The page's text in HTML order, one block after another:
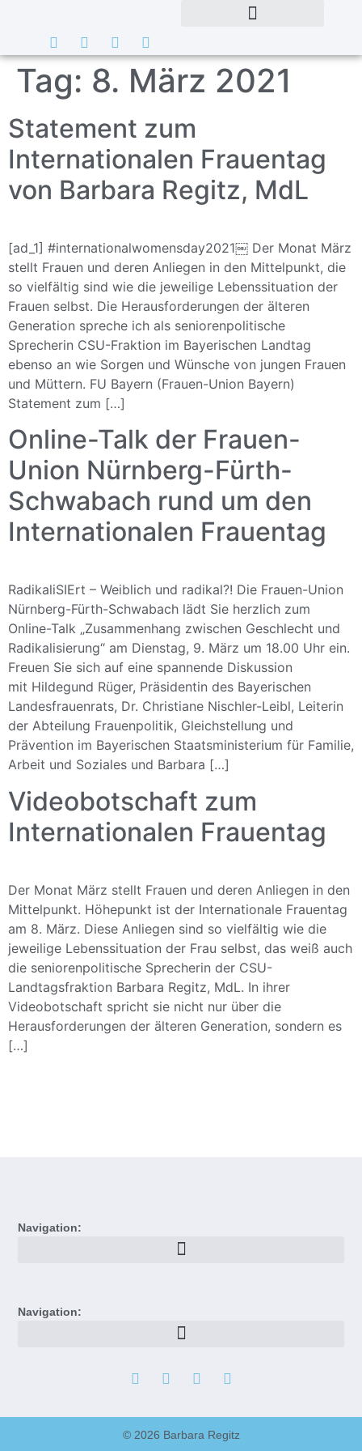
Tag: 8. März 2021
Statement zum
Internationalen Frauentag
von Barbara Regitz, MdL
[ad_1] #internationalwomensday2021￼ Der Monat März
stellt Frauen und deren Anliegen in den Mittelpunkt, die
so vielfältig sind wie die jeweilige Lebenssituation der
Frauen selbst. Die Herausforderungen der älteren
Generation spreche ich als seniorenpolitische
Sprecherin CSU-Fraktion im Bayerischen Landtag
ebenso an wie Sorgen und Wünsche von jungen Frauen
und Müttern. FU Bayern (Frauen-Union Bayern)
Statement zum […]
Online-Talk der Frauen-
Union Nürnberg-Fürth-
Schwabach rund um den
Internationalen Frauentag
RadikaliSIErt – Weiblich und radikal?! Die Frauen-Union
Nürnberg-Fürth-Schwabach lädt Sie herzlich zum
Online-Talk „Zusammenhang zwischen Geschlecht und
Radikalisierung“ am Dienstag, 9. März um 18.00 Uhr ein.
Freuen Sie sich auf eine spannende Diskussion
mit Hildegund Rüger, Präsidentin des Bayerischen
Landesfrauenrats, Dr. Christiane Nischler-Leibl, Leiterin
der Abteilung Frauenpolitik, Gleichstellung und
Prävention im Bayerischen Staatsministerium für Familie,
Arbeit und Soziales und Barbara […]
Videobotschaft zum
Internationalen Frauentag
Der Monat März stellt Frauen und deren Anliegen in den
Mittelpunkt. Höhepunkt ist der Internationale Frauentag
am 8. März. Diese Anliegen sind so vielfältig wie die
jeweilige Lebenssituation der Frau selbst, das weiß auch
die seniorenpolitische Sprecherin der CSU-
Landtagsfraktion Barbara Regitz, MdL. In ihrer
Videobotschaft spricht sie nicht nur über die
Herausforderungen der älteren Generation, sondern es
[…]
Navigation:
Navigation:
© 2026 Barbara Regitz